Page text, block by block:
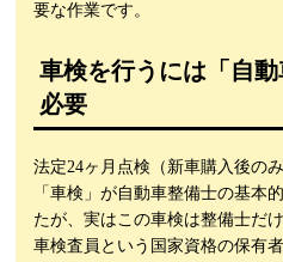
要な作業です。
車検を行うには「自
必要
法定24ヶ月点検（新車購入後の
「車検」が自動車整備士の基本
たが、実はこの車検は整備士だ
車検査員という国家資格の保有